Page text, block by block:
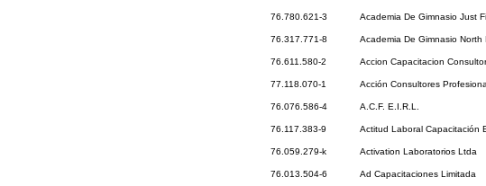
76.780.621-3 Academia De Gimnasio Just
76.317.771-8 Academia De Gimnasio North
76.611.580-2 Accion Capacitacion
77.118.070-1 Acción Consultores
76.076.586-4 A.C.F. E.I.R.L.
76.117.383-9 Actitud Laboral Capacitación
76.059.279-k Activation Laboratorios Ltda
76.013.504-6 Ad Capacitaciones Limitada